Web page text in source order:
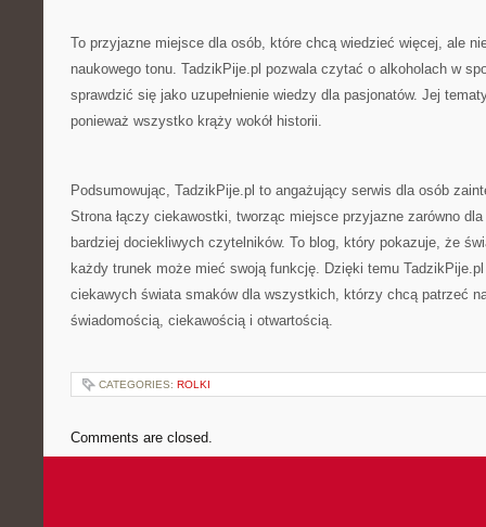
To przyjazne miejsce dla osób, które chcą wiedzieć więcej, ale
naukowego tonu. TadzikPije.pl pozwala czytać o alkoholach w
sprawdzić się jako uzupełnienie wiedzy dla pasjonatów. Jej
ponieważ wszystko krąży wokół historii.
Podsumowując, TadzikPije.pl to angażujący serwis dla osób
Strona łączy ciekawostki, tworząc miejsce przyjazne zarówno
bardziej dociekliwych czytelników. To blog, który pokazuje, że
każdy trunek może mieć swoją funkcję. Dzięki temu
ciekawych świata smaków dla wszystkich, którzy chcą patrzeć
świadomością, ciekawością i otwartością.
CATEGORIES: ROLKI
Comments are closed.